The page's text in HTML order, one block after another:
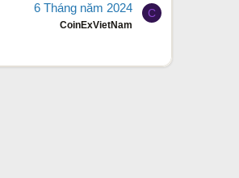
6 Tháng năm 2024
CoinExVietNam
C